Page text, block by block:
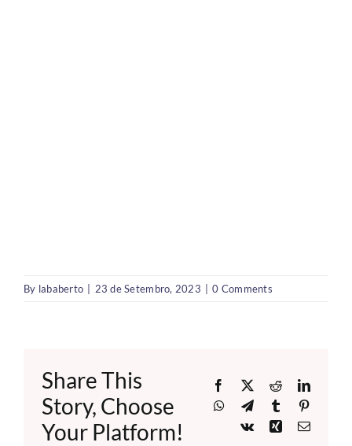
By lababerto 23 de Setembro, 2023 0 Comments
Share This
Story, Choose
Your Platform!
Facebook
X Reddit
WhatsApp
TelegramTumblr
Vk
XingEmail